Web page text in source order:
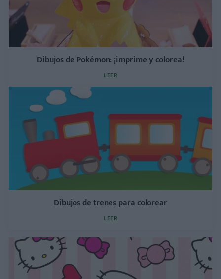
Dibujos de Pokémon: ¡imprime y colorea!
LEER
Dibujos de trenes para colorear
LEER